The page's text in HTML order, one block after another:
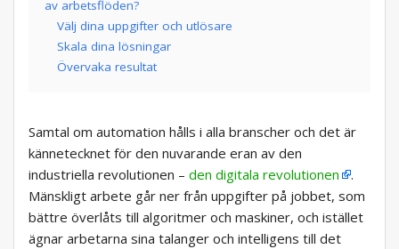
av arbetsflöden?
Välj dina uppgifter och utlösare
Skala dina lösningar
Övervaka resultat
Samtal om automation hålls i alla branscher och det är
kännetecknet för den nuvarande eran av den
industriella revolutionen – den digitala revolutionen
.
Mänskligt arbete går ner från uppgifter på jobbet, som
bättre överlåts till algoritmer och maskiner, och istället
ägnar arbetarna sina talanger och intelligens till det